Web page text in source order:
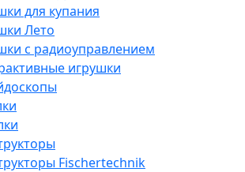
для купания
Лето
с радиоуправлением
игрушки
Fisсhertechnik